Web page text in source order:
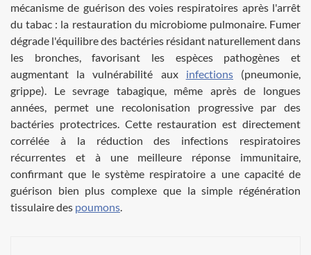
mécanisme de guérison des voies respiratoires après l'arrêt
du tabac : la restauration du microbiome pulmonaire. Fumer
dégrade l'équilibre des bactéries résidant naturellement dans
les bronches, favorisant les espèces pathogènes et
augmentant la vulnérabilité aux infections(pneumonie,
grippe). Le sevrage tabagique, même après de longues
années, permet une recolonisation progressive par des
bactéries protectrices. Cette restauration est directement
corrélée à la réduction des infections respiratoires
récurrentes et à une meilleure réponse immunitaire,
confirmant que le système respiratoire a une capacité de
guérison bien plus complexe que la simple régénération
tissulaire des poumons.